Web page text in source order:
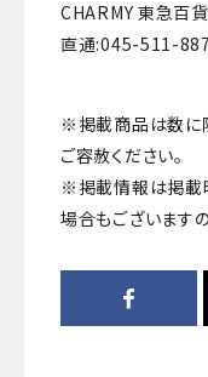
CHARMY 東急百
直通:045-511-
※掲載商品は数に
ご容赦ください。
※掲載情報は掲載
場合もございます